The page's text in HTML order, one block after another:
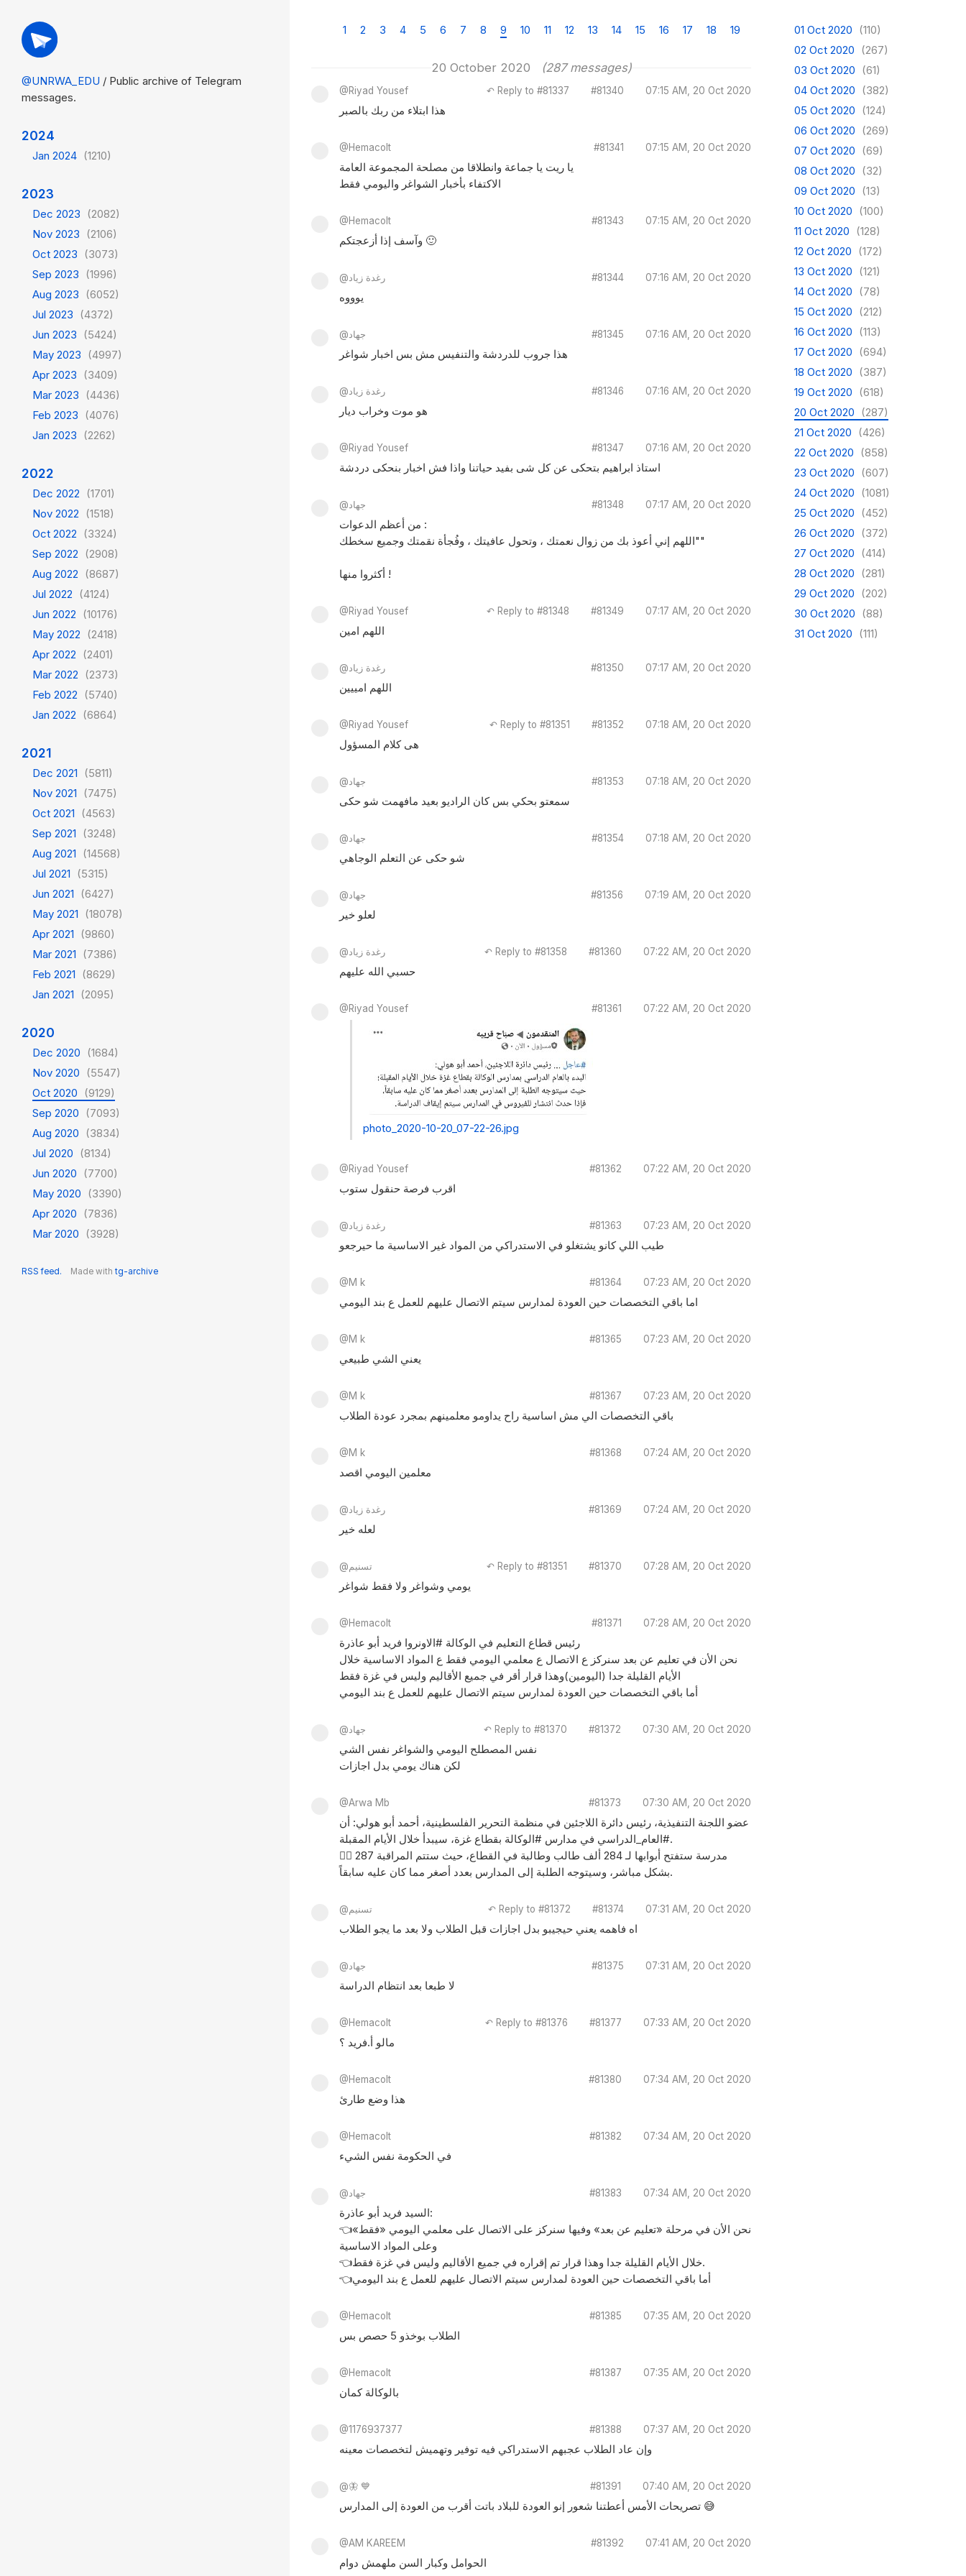
@UNRWA_EDU / Public archive of Telegram
messages.
2024
Jan 2024 (1210)
2023
Dec 2023 (2082)
Nov 2023 (2106)
Oct 2023 (3073)
Sep 2023 (1996)
Aug 2023 (6052)
Jul 2023 (4372)
Jun 2023 (5424)
May 2023 (4997)
Apr 2023 (3409)
Mar 2023 (4436)
Feb 2023 (4076)
Jan 2023 (2262)
2022
Dec 2022 (1701)
Nov 2022 (1518)
Oct 2022 (3324)
Sep 2022 (2908)
Aug 2022 (8687)
Jul 2022 (4124)
Jun 2022 (10176)
May 2022 (2418)
Apr 2022 (2401)
Mar 2022 (2373)
Feb 2022 (5740)
Jan 2022 (6864)
2021
Dec 2021 (5811)
Nov 2021 (7475)
Oct 2021 (4563)
Sep 2021 (3248)
Aug 2021 (14568)
Jul 2021 (5315)
Jun 2021 (6427)
May 2021 (18078)
Apr 2021 (9860)
Mar 2021 (7386)
Feb 2021 (8629)
Jan 2021 (2095)
2020
Dec 2020 (1684)
Nov 2020 (5547)
Oct 2020 (9129)
Sep 2020 (7093)
Aug 2020 (3834)
Jul 2020 (8134)
Jun 2020 (7700)
May 2020 (3390)
Apr 2020 (7836)
Mar 2020 (3928)
RSS feed. Made with tg-archive
1 2 3 4 5 6 7 8 9 10 11 12 13 14 15 16 17 18 19
20 October 2020 (287 messages)
@Riyad Yousef ↶ Reply to #81337 #81340 07:15 AM, 20 Oct 2020
هذا ابتلاء من ربك بالصبر
@Hemacolt #81341 07:15 AM, 20 Oct 2020
يا ريت يا جماعة وانطلاقا من مصلحة المجموعة العامة
الاكتفاء بأخبار الشواغر واليومي فقط
@Hemacolt #81343 07:15 AM, 20 Oct 2020
وآسف إذا أزعجتكم 🙂
@رغدة زياد #81344 07:16 AM, 20 Oct 2020
يوووه
@جهاد #81345 07:16 AM, 20 Oct 2020
هذا جروب للدردشة والتنفيس مش بس اخبار شواغر
@رغدة زياد #81346 07:16 AM, 20 Oct 2020
هو موت وخراب ديار
@Riyad Yousef #81347 07:16 AM, 20 Oct 2020
استاذ ابراهيم بتحكى عن كل شى بفيد حياتنا واذا فش اخبار بنحكى دردشة
@جهاد #81348 07:17 AM, 20 Oct 2020
‏من أعظم الدعوات :
‏"اللهم إني أعوذ بك من زوال نعمتك ، وتحول عافيتك ، وفُجأة نقمتك وجميع سخطك"
‏أكثروا منها !
@Riyad Yousef ↶ Reply to #81348 #81349 07:17 AM, 20 Oct 2020
اللهم امين
@رغدة زياد #81350 07:17 AM, 20 Oct 2020
اللهم امييين
@Riyad Yousef ↶ Reply to #81351 #81352 07:18 AM, 20 Oct 2020
هى كلام المسؤول
@جهاد #81353 07:18 AM, 20 Oct 2020
سمعتو بحكي بس كان الراديو بعيد مافهمت شو حكى
@جهاد #81354 07:18 AM, 20 Oct 2020
شو حكى عن التعلم الوجاهي
@جهاد #81356 07:19 AM, 20 Oct 2020
لعلو خير
@رغدة زياد ↶ Reply to #81358 #81360 07:22 AM, 20 Oct 2020
حسبي الله عليهم
@Riyad Yousef #81361 07:22 AM, 20 Oct 2020
photo_2020-10-20_07-22-26.jpg
@Riyad Yousef #81362 07:22 AM, 20 Oct 2020
اقرب فرصة حنقول ستوب
@رغدة زياد #81363 07:23 AM, 20 Oct 2020
طيب اللي كانو يشتغلو في الاستدراكي من المواد غير الاساسية ما حيرجعو
@M k #81364 07:23 AM, 20 Oct 2020
اما باقي التخصصات حين العودة لمدارس سيتم الاتصال عليهم للعمل ع بند اليومي
@M k #81365 07:23 AM, 20 Oct 2020
يعني الشي طبيعي
@M k #81367 07:23 AM, 20 Oct 2020
باقي التخصصات الي مش اساسية راح يداومو معلمينهم بمجرد عودة الطلاب
@M k #81368 07:24 AM, 20 Oct 2020
معلمين اليومي اقصد
@رغدة زياد #81369 07:24 AM, 20 Oct 2020
لعله خير
@تسنيم ↶ Reply to #81351 #81370 07:28 AM, 20 Oct 2020
يومي وشواغر ولا فقط شواغر
@Hemacolt #81371 07:28 AM, 20 Oct 2020
رئيس قطاع التعليم في الوكالة #الاونروا فريد أبو عاذرة
نحن الأن في تعليم عن بعد سنركز ع الاتصال ع معلمي اليومي فقط ع المواد الاساسية خلال
الأيام القليلة جدا (اليومين)وهذا قرار أقر في جميع الأقاليم وليس في غزة فقط
أما باقي التخصصات حين العودة لمدارس سيتم الاتصال عليهم للعمل ع بند اليومي
@جهاد ↶ Reply to #81370 #81372 07:30 AM, 20 Oct 2020
نفس المصطلح اليومي والشواغر نفس الشي
لكن هناك يومي بدل اجازات
@Arwa Mb #81373 07:30 AM, 20 Oct 2020
عضو اللجنة التنفيذية، رئيس دائرة اللاجئين في منظمة التحرير الفلسطينية، أحمد أبو هولي: أن
#العام_الدراسي في مدارس #الوكالة بقطاع غزة، سيبدأ خلال الأيام المقبلة.
👈🏼 287 مدرسة ستفتح أبوابها لـ 284 ألف طالب وطالبة في القطاع، حيث ستتم المراقبة
بشكل مباشر، وسيتوجه الطلبة إلى المدارس بعدد أصغر مما كان عليه سابقاً.
@تسنيم ↶ Reply to #81372 #81374 07:31 AM, 20 Oct 2020
اه فاهمه يعني حيجيبو بدل اجازات قبل الطلاب ولا بعد ما يجو الطلاب
@جهاد #81375 07:31 AM, 20 Oct 2020
لا طبعا بعد انتظام الدراسة
@Hemacolt ↶ Reply to #81376 #81377 07:33 AM, 20 Oct 2020
مالو أ.فريد ؟
@Hemacolt #81380 07:34 AM, 20 Oct 2020
هذا وضع طارئ
@Hemacolt #81382 07:34 AM, 20 Oct 2020
في الحكومة نفس الشيء
@جهاد #81383 07:34 AM, 20 Oct 2020
السيد فريد أبو عاذرة:
👈نحن الأن في مرحلة «تعليم عن بعد» وفيها سنركز على الاتصال على معلمي اليومي «فقط»
وعلى المواد الاساسية
👈خلال الأيام القليلة جدا وهذا قرار تم إقراره في جميع الأقاليم وليس في غزة فقط.
👈أما باقي التخصصات حين العودة لمدارس سيتم الاتصال عليهم للعمل ع بند اليومي
@Hemacolt #81385 07:35 AM, 20 Oct 2020
الطلاب بوخذو 5 حصص بس
@Hemacolt #81387 07:35 AM, 20 Oct 2020
بالوكالة كمان
@1176937377 #81388 07:37 AM, 20 Oct 2020
وإن عاد الطلاب عجبهم الاستدراكي فيه توفير وتهميش لتخصصات معينه
@🦋 💙 #81391 07:40 AM, 20 Oct 2020
تصريحات الأمس أعطتنا شعور إنو العودة للبلاد باتت أقرب من العودة إلى المدارس 😅
@AM KAREEM #81392 07:41 AM, 20 Oct 2020
الحوامل وكبار السن ملهمش دوام
01 Oct 2020 (110)
02 Oct 2020 (267)
03 Oct 2020 (61)
04 Oct 2020 (382)
05 Oct 2020 (124)
06 Oct 2020 (269)
07 Oct 2020 (69)
08 Oct 2020 (32)
09 Oct 2020 (13)
10 Oct 2020 (100)
11 Oct 2020 (128)
12 Oct 2020 (172)
13 Oct 2020 (121)
14 Oct 2020 (78)
15 Oct 2020 (212)
16 Oct 2020 (113)
17 Oct 2020 (694)
18 Oct 2020 (387)
19 Oct 2020 (618)
20 Oct 2020 (287)
21 Oct 2020 (426)
22 Oct 2020 (858)
23 Oct 2020 (607)
24 Oct 2020 (1081)
25 Oct 2020 (452)
26 Oct 2020 (372)
27 Oct 2020 (414)
28 Oct 2020 (281)
29 Oct 2020 (202)
30 Oct 2020 (88)
31 Oct 2020 (111)